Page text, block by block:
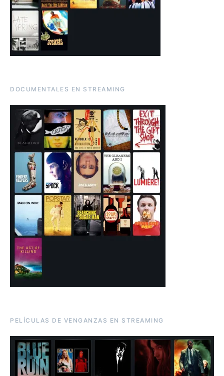
DOCUMENTALES EN STREAMING
PELÍCULAS DE VENGANZAS EN STREAMING